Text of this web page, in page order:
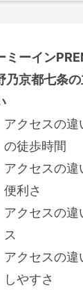
ミーイン
乃京都七条
アクセスの
の徒歩時間
アクセスの
便利さ
アクセスの
ス
アクセスの
しやすさ